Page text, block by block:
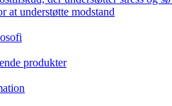
at understøtte modstand
produkter